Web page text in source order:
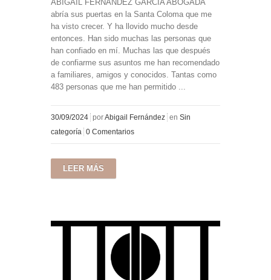
ABIGAIL FERNÁNDEZ GARCÍA ABOGADA
abría sus puertas en la Santa Coloma que me
ha visto crecer. Y ha llovido mucho desde
entonces. Han sido muchas las personas que
han confiado en mí. Muchas las que después
de confiarme sus asuntos me han recomendado
a familiares, amigos y conocidos. Tantas como
483 personas que me han permitido ...
30/09/2024 porAbigail Fernández en Sin
categoría 0 Comentarios
LEER MÁS